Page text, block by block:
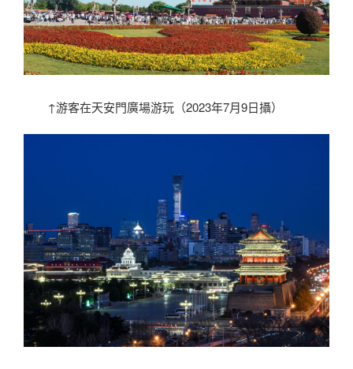
↑游客在天安門廣場游玩（2023年7月9日攝）